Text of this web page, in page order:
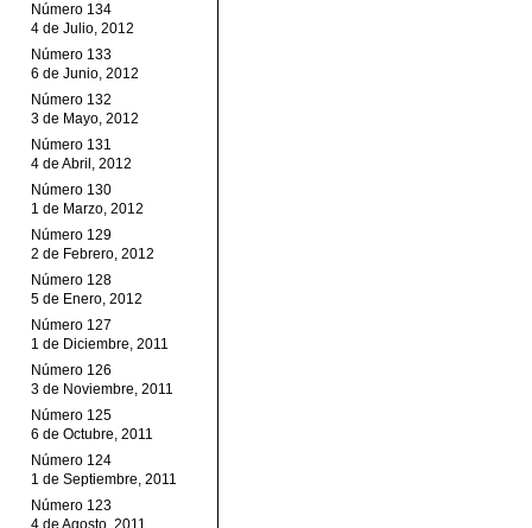
Número 134
4 de Julio, 2012
Número 133
6 de Junio, 2012
Número 132
3 de Mayo, 2012
Número 131
4 de Abril, 2012
Número 130
1 de Marzo, 2012
Número 129
2 de Febrero, 2012
Número 128
5 de Enero, 2012
Número 127
1 de Diciembre, 2011
Número 126
3 de Noviembre, 2011
Número 125
6 de Octubre, 2011
Número 124
1 de Septiembre, 2011
Número 123
4 de Agosto, 2011